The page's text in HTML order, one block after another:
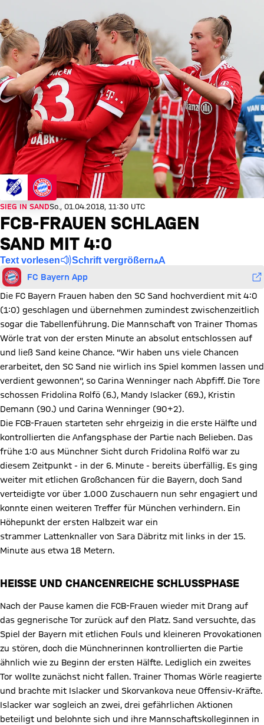
SIEG IN SANDSo., 01.04.2018, 11:30 UTC
FCB-FRAUEN SCHLAGEN
SAND MIT 4:0
Text vorlesen Schrift vergrößern
FC Bayern App
Die FC Bayern Frauen haben den SC Sand hochverdient mit 4:0
(1:0) geschlagen und übernehmen zumindest zwischenzeitlich
sogar die Tabellenführung. Die Mannschaft von Trainer Thomas
Wörle trat von der ersten Minute an absolut entschlossen auf
und ließ Sand keine Chance. "Wir haben uns viele Chancen
erarbeitet, den SC Sand nie wirlich ins Spiel kommen lassen und
verdient gewonnen", so Carina Wenninger nach Abpfiff. Die Tore
schossen Fridolina Rolfö (6.), Mandy Islacker (69.), Kristin
Demann (90.) und Carina Wenninger (90+2).
Die FCB-Frauen starteten sehr ehrgeizig in die erste Hälfte und
kontrollierten die Anfangsphase der Partie nach Belieben. Das
frühe 1:0 aus Münchner Sicht durch Fridolina Rolfö war zu
diesem Zeitpunkt - in der 6. Minute - bereits überfällig. Es ging
weiter mit etlichen Großchancen für die Bayern, doch Sand
verteidigte vor über 1.000 Zuschauern nun sehr engagiert und
konnte einen weiteren Treffer für München verhindern. Ein
Höhepunkt der ersten Halbzeit war ein
strammer Lattenknaller von Sara Däbritz mit links in der 15.
Minute aus etwa 18 Metern.
HEISSE UND CHANCENREICHE SCHLUSSPHASE
Nach der Pause kamen die FCB-Frauen wieder mit Drang auf
das gegnerische Tor zurück auf den Platz. Sand versuchte, das
Spiel der Bayern mit etlichen Fouls und kleineren Provokationen
zu stören, doch die Münchnerinnen kontrollierten die Partie
ähnlich wie zu Beginn der ersten Hälfte. Lediglich ein zweites
Tor wollte zunächst nicht fallen. Trainer Thomas Wörle reagierte
und brachte mit Islacker und Skorvankova neue Offensiv-Kräfte.
Islacker war sogleich an zwei, drei gefährlichen Aktionen
beteiligt und belohnte sich und ihre Mannschaftskolleginnen in